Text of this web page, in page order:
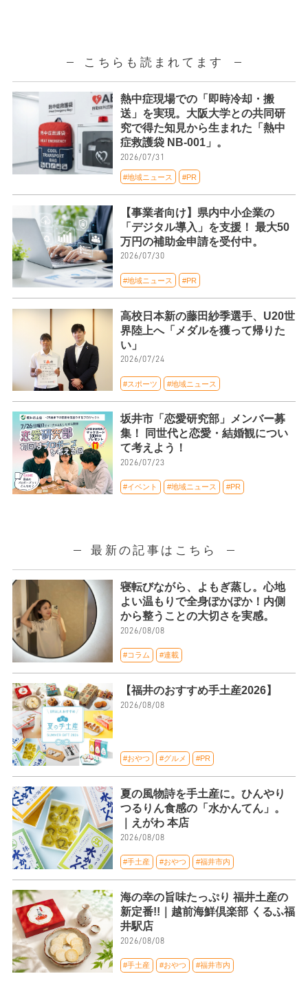
こちらも読まれてます
熱中症現場での「即時冷却・搬
送」を実現。大阪大学との共同研
究で得た知見から生まれた「熱中
症救護袋 NB-001」。
2026/07/31
#地域ニュース #PR
【事業者向け】県内中小企業の
「デジタル導入」を支援！ 最大50
万円の補助金申請を受付中。
2026/07/30
#地域ニュース #PR
高校日本新の藤田紗季選手、U20世
界陸上へ「メダルを獲って帰りた
い」
2026/07/24
#スポーツ #地域ニュース
坂井市「恋愛研究部」メンバー募
集！ 同世代と恋愛・結婚観につい
て考えよう！
2026/07/23
#イベント #地域ニュース #PR
最新の記事はこちら
寝転びながら、よもぎ蒸し。心地
よい温もりで全身ぽかぽか！内側
から整うことの大切さを実感。
2026/08/08
#コラム #連載
【福井のおすすめ手土産2026】
2026/08/08
#おやつ #グルメ #PR
夏の風物詩を手土産に。ひんやり
つるりん食感の「水かんてん」。
｜えがわ 本店
2026/08/08
#手土産 #おやつ #福井市内
海の幸の旨味たっぷり 福井土産の
新定番!!｜越前海鮮倶楽部 くるふ福
井駅店
2026/08/08
#手土産 #おやつ #福井市内